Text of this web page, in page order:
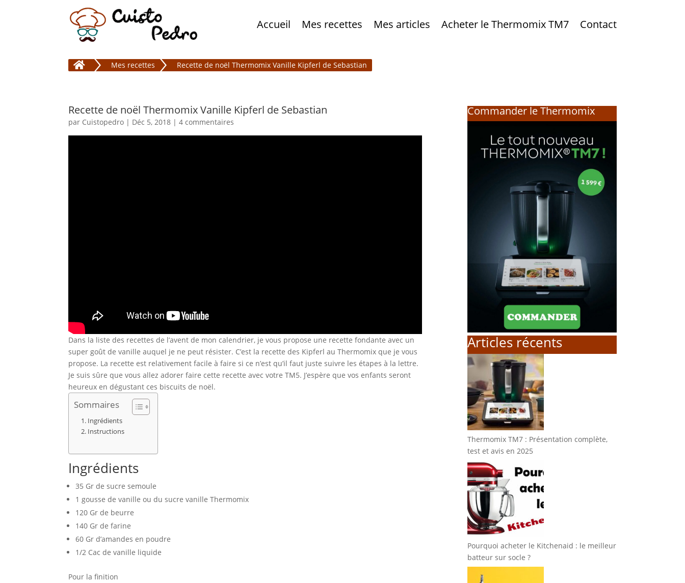
Accueil Mes recettes Mes articles Acheter le Thermomix TM7 Contact
 Mes recettes Recette de noël Thermomix Vanille Kipferl de Sebastian
Recette de noël Thermomix Vanille Kipferl de Sebastian
par Cuistopedro | Déc 5, 2018 |4 commentaires
Dans la liste des recettes de l’avent de mon calendrier, je vous propose une recette fondante avec un
super goût de vanille auquel je ne peut résister. C’est la recette des Kipferl au Thermomix que je vous
propose. La recette est relativement facile à faire si ce n’est qu’il faut juste suivre les étapes à la lettre.
Je suis sûre que vous allez adorer faire cette recette avec votre TM5. J’espère que vos enfants seront
heureux en dégustant ces biscuits de noël.
Sommaires
Ingrédients
Instructions
Ingrédients
35 Gr de sucre semoule
1 gousse de vanille ou du sucre vanille Thermomix
120 Gr de beurre
140 Gr de farine
60 Gr d’amandes en poudre
1/2 Cac de vanille liquide
Pour la finition
Commander le Thermomix
Articles récents
Thermomix TM7 : Présentation complète,
test et avis en 2025
Pourquoi acheter le Kitchenaid : le meilleur
batteur sur socle ?